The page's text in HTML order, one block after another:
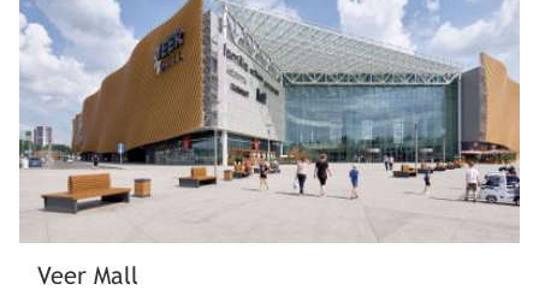
Veer Mall